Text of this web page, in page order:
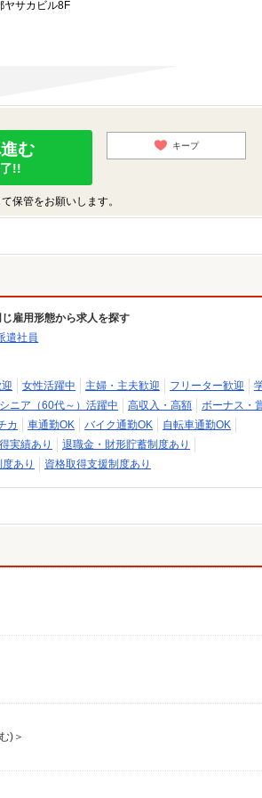
ヤサカビル8F
む
!!
キープ
保管をお願いします。
じ雇用形態から求人を探す
遣社員
女性活躍中 主婦・主夫歓迎 フリーター歓迎
シニア（60代～）活躍中 高収入・高額
ボーナス・
カ 車通勤OK バイク通勤OK
自転車通勤OK
実績あり
退職金・財形貯蓄制度あり
あり 資格取得支援制度あり
)＞